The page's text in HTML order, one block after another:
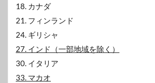
18. カナダ
21. フィンランド
24. ギリシャ
27. インド（一部地域を除く）
30. イタリア
33. マカオ